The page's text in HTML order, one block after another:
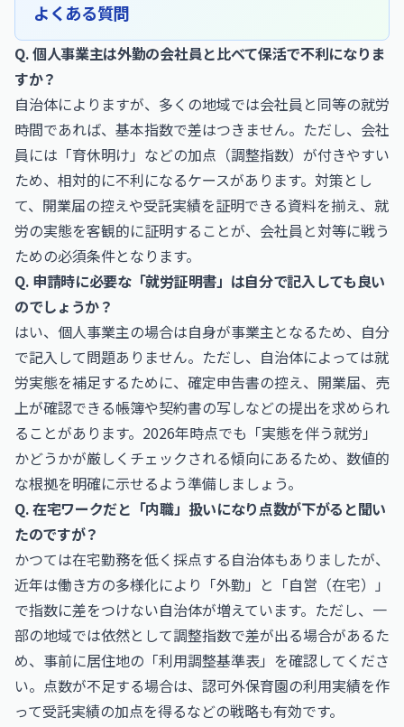
よくある質問
Q. 個人事業主は外勤の会社員と比べて保活で不利になりま
すか？
自治体によりますが、多くの地域では会社員と同等の就労
時間であれば、基本指数で差はつきません。ただし、会社
員には「育休明け」などの加点（調整指数）が付きやすい
ため、相対的に不利になるケースがあります。対策とし
て、開業届の控えや受託実績を証明できる資料を揃え、就
労の実態を客観的に証明することが、会社員と対等に戦う
ための必須条件となります。
Q. 申請時に必要な「就労証明書」は自分で記入しても良い
のでしょうか？
はい、個人事業主の場合は自身が事業主となるため、自分
で記入して問題ありません。ただし、自治体によっては就
労実態を補足するために、確定申告書の控え、開業届、売
上が確認できる帳簿や契約書の写しなどの提出を求められ
ることがあります。2026年時点でも「実態を伴う就労」
かどうかが厳しくチェックされる傾向にあるため、数値的
な根拠を明確に示せるよう準備しましょう。
Q. 在宅ワークだと「内職」扱いになり点数が下がると聞い
たのですが？
かつては在宅勤務を低く採点する自治体もありましたが、
近年は働き方の多様化により「外勤」と「自営（在宅）」
で指数に差をつけない自治体が増えています。ただし、一
部の地域では依然として調整指数で差が出る場合があるた
め、事前に居住地の「利用調整基準表」を確認してくださ
い。点数が不足する場合は、認可外保育園の利用実績を作
って受託実績の加点を得るなどの戦略も有効です。